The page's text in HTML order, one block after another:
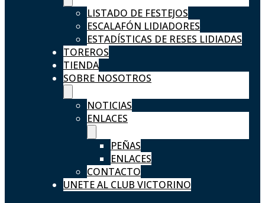
LISTADO DE FESTEJOS
ESCALAFÓN LIDIADORES
ESTADÍSTICAS DE RESES LIDIADAS
TOREROS
TIENDA
SOBRE NOSOTROS
NOTICIAS
ENLACES
PEÑAS
ENLACES
CONTACTO
UNETE AL CLUB VICTORINO